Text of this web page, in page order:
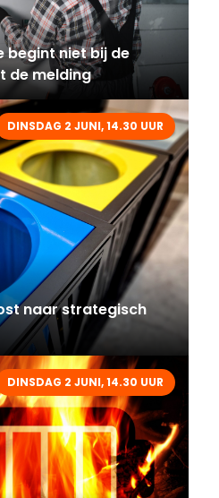
begint niet bij de
de melding
DINSDAG 2 JUNI, 14.30 UUR
naar strategisch
DINSDAG 2 JUNI, 14.30 UUR